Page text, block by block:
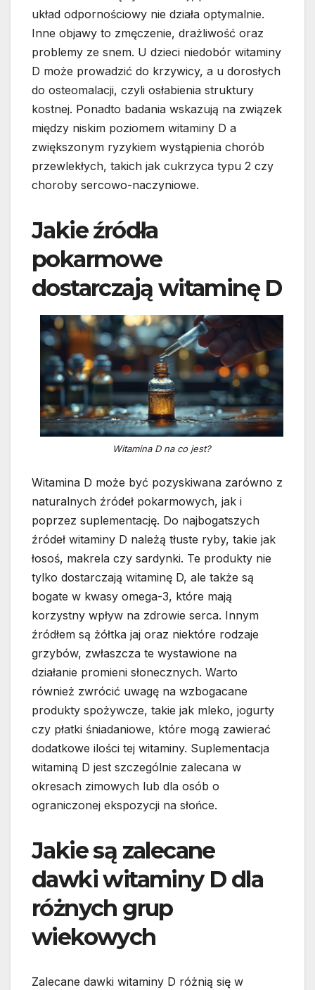
układ odpornościowy nie działa optymalnie.
Inne objawy to zmęczenie, drażliwość oraz
problemy ze snem. U dzieci niedobór witaminy
D może prowadzić do krzywicy, a u dorosłych
do osteomalacji, czyli osłabienia struktury
kostnej. Ponadto badania wskazują na związek
między niskim poziomem witaminy D a
zwiększonym ryzykiem wystąpienia chorób
przewlekłych, takich jak cukrzyca typu 2 czy
choroby sercowo-naczyniowe.
Jakie źródła
pokarmowe
dostarczają witaminę D
Witamina D na co jest?
Witamina D może być pozyskiwana zarówno z
naturalnych źródeł pokarmowych, jak i
poprzez suplementację. Do najbogatszych
źródeł witaminy D należą tłuste ryby, takie jak
łosoś, makrela czy sardynki. Te produkty nie
tylko dostarczają witaminę D, ale także są
bogate w kwasy omega-3, które mają
korzystny wpływ na zdrowie serca. Innym
źródłem są żółtka jaj oraz niektóre rodzaje
grzybów, zwłaszcza te wystawione na
działanie promieni słonecznych. Warto
również zwrócić uwagę na wzbogacane
produkty spożywcze, takie jak mleko, jogurty
czy płatki śniadaniowe, które mogą zawierać
dodatkowe ilości tej witaminy. Suplementacja
witaminą D jest szczególnie zalecana w
okresach zimowych lub dla osób o
ograniczonej ekspozycji na słońce.
Jakie są zalecane
dawki witaminy D dla
różnych grup
wiekowych
Zalecane dawki witaminy D różnią się w